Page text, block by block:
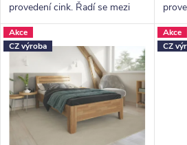
provedení cink. Řadí se mezi
kvalitní české výrobky
nábytkové řady HappyBed. U
postele Academia oceníte
zejména rohové...
Akce
CZ výroba
Akce
CZ